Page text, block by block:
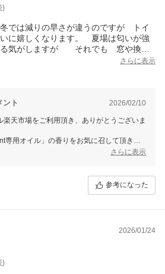
、弊社のブランドコンセプトをご理解頂けれ
おります。
)
では減りの早さが違うのですが トイ
に嬉しくなります。 夏場は匂いが強
る気がしますが それでも 窓や換気
には もう無くてはならない商品になっ
さらに表示
ント 2026/02/10
楽天市場をご利用頂き、ありがとうございま
専用オイル」の香りをお気に召して頂き嬉
の他の季節に比べると自然気化が早まる傾向
残りのオイルを注いでいただく（2回に分け
います。
さらに表示
参考になった
2026/01/24
)